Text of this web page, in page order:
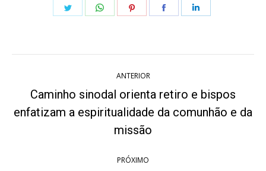
Share
Share
Share
Share
de
post:
ANTERIOR
Post
anterior:
Caminho sinodal orienta retiro e bispos
enfatizam a espiritualidade da comunhão e da
missão
PRÓXIMO